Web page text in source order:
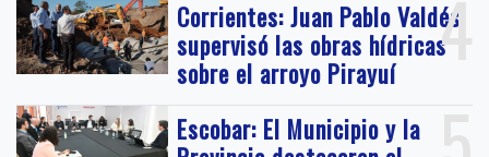
4
Corrientes: Juan Pablo Valdés
supervisó las obras hídricas
sobre el arroyo Pirayuí
Escobar: El Municipio y la